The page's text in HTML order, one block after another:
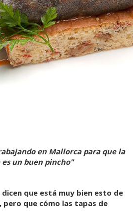
en Mallorca para que la
un buen pincho"
dicen que está muy bien esto de
pero que cómo las tapas de